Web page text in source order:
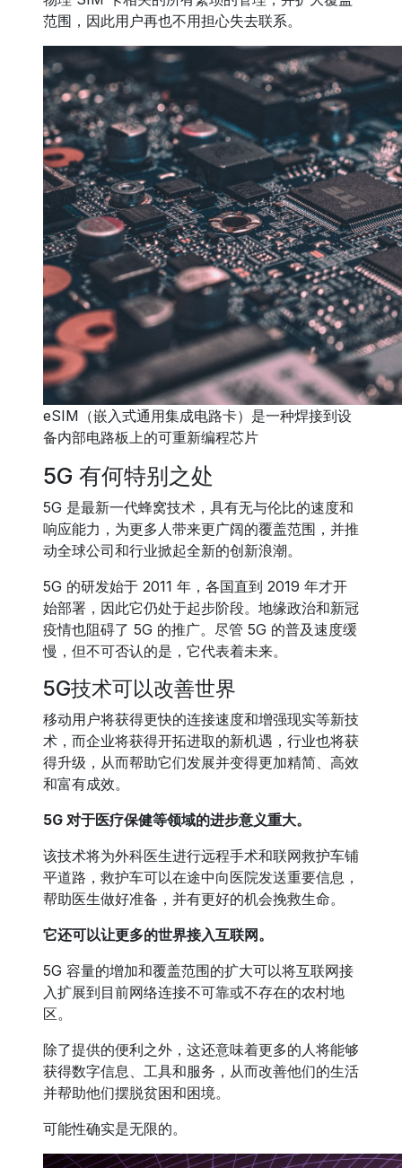
范围，因此用户再也不用担心失去联系。
eSIM（嵌入式通用集成电路卡）是一种焊接到设
备内部电路板上的可重新编程芯片
5G 有何特别之处
5G 是最新一代蜂窝技术，具有无与伦比的速度和
响应能力，为更多人带来更广阔的覆盖范围，并推
动全球公司和行业掀起全新的创新浪潮。
5G 的研发始于 2011 年，各国直到 2019 年才开
始部署，因此它仍处于起步阶段。地缘政治和新冠
疫情也阻碍了 5G 的推广。尽管 5G 的普及速度缓
慢，但不可否认的是，它代表着未来。
5G技术可以改善世界
移动用户将获得更快的连接速度和增强现实等新技
术，而企业将获得开拓进取的新机遇，行业也将获
得升级，从而帮助它们发展并变得更加精简、高效
和富有成效。
5G 对于医疗保健等领域的进步意义重大。
该技术将为外科医生进行远程手术和联网救护车铺
平道路，救护车可以在途中向医院发送重要信息，
帮助医生做好准备，并有更好的机会挽救生命。
它还可以让更多的世界接入互联网。
5G 容量的增加和覆盖范围的扩大可以将互联网接
入扩展到目前网络连接不可靠或不存在的农村地
区。
除了提供的便利之外，这还意味着更多的人将能够
获得数字信息、工具和服务，从而改善他们的生活
并帮助他们摆脱贫困和困境。
可能性确实是无限的。